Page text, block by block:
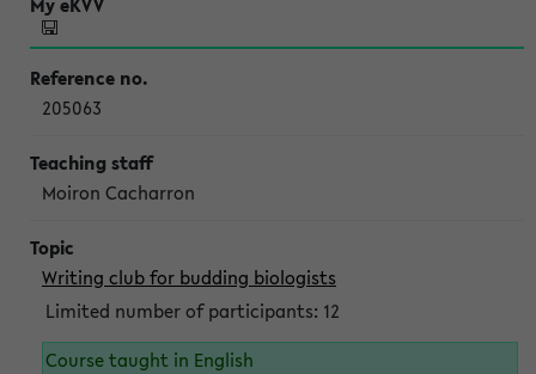
205063
Moiron Cacharron
Writing club for budding biologists
Limited number of participants: 12
Course taught in English